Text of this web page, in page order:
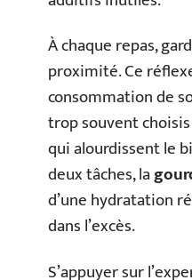
À chaque repas,
proximité. Ce
consommation de
trop souvent
qui alourdissent le
deux tâches, la
d’une hydratation
dans l’excès.
S’appuyer sur